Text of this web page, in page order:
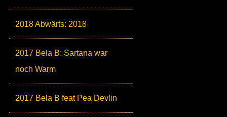
2018 Abwärts: 2018
2017 Bela B: Sartana war
noch Warm
2017 Bela B feat Pea Devlin